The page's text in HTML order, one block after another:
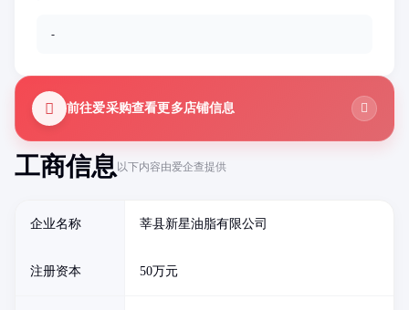
工商信息以下内容由爱企查提供
企业名称 莘县新星油脂有限公司
注册资本 50万元
-
前往爱采购查看更多店铺信息